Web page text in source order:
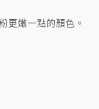
更嫩一點的顏色。